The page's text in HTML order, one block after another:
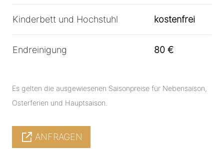
Kinderbett und Hochstuhl kostenfrei
Endreinigung 80 €
Es gelten die ausgewiesenen Saisonpreise für Nebensaison,
Osterferien und Hauptsaison.
ANFRAGEN